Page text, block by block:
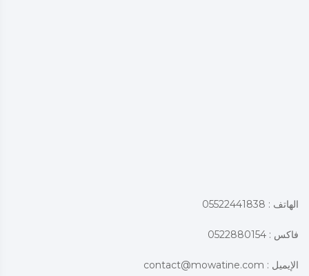
الهاتف : 05522441838
فاكس : 0522880154
الإيميل : contact@mowatine.com